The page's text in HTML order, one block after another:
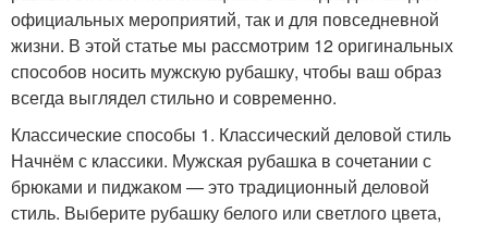
официальных мероприятий, так и для повседневной
жизни. В этой статье мы рассмотрим 12 оригинальных
способов носить мужскую рубашку, чтобы ваш образ
всегда выглядел стильно и современно.
Классические способы 1. Классический деловой стиль
Начнём с классики. Мужская рубашка в сочетании с
брюками и пиджаком — это традиционный деловой
стиль. Выберите рубашку белого или светлого цвета,